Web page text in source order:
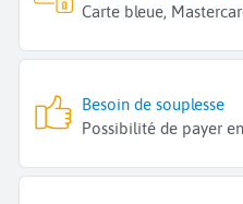
Carte bleue,
Besoin de souplesse
Possibilité de payer